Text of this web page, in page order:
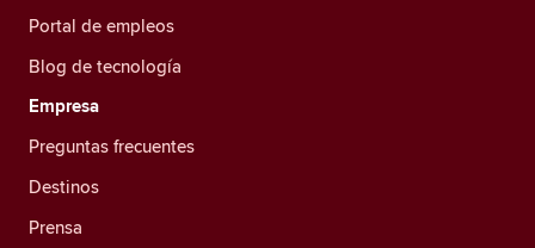
Portal de empleos
Blog de tecnología
Empresa
Preguntas frecuentes
Destinos
Prensa